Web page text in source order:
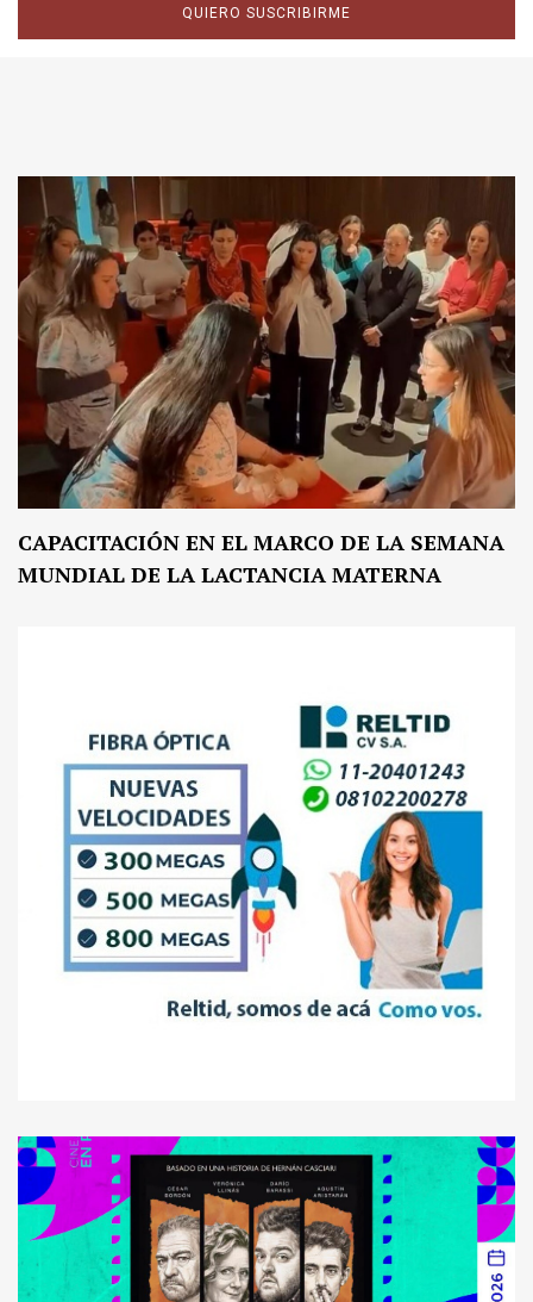
QUIERO SUSCRIBIRME
CAPACITACIÓN EN EL MARCO DE LA SEMANA
MUNDIAL DE LA LACTANCIA MATERNA